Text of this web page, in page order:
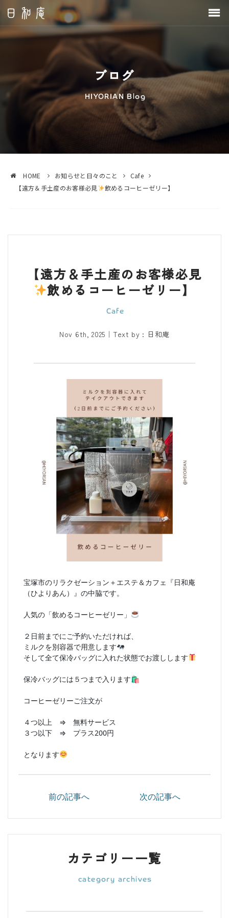
ブログ
HOME お知らせと日々のこと
Cafe
【遠方＆手土産のお客様必見
飲めるコーヒーゼリー】
【遠方＆手土産のお客様必見
飲めるコーヒーゼリー】
Nov 6th, 2025 ｜Text by : 日和庵
宝塚市のリラクゼーション＋エステ＆カフェ『日和庵
（ひよりあん）』の中脇です。
人気の「飲めるコーヒーゼリー」
２日前までにご予約いただければ、
ミルクを別容器で用意します
そして全て保冷バッグに入れた状態でお渡しします
保冷バッグには５つまで入ります🛍
コーヒーゼリーご注文が
４つ以上 ⇒ 無料サービス
３つ以下 ⇒ プラス200円
となります
前の記事へ 次の記事へ
カテゴリー一覧